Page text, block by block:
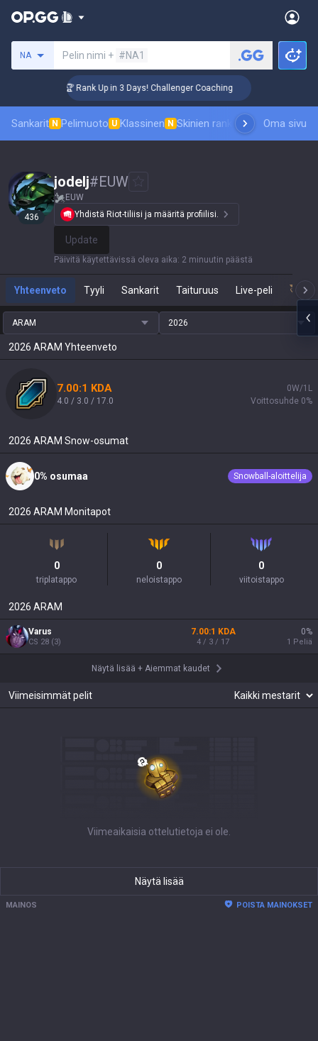
NA Pelin nimi + #NA1
🏆 Rank Up in 3 Days! Challenger Coaching
Sankarit N Pelimuoto U Klassinen N Skinien rankingTulostaulukot
Oma sivu
436
jodelj#EUW
EUW
Yhdistä Riot-tiliisi ja määritä profiilisi.
Update
Päivitä käytettävissä oleva aika: 2 minuutin päästä
Yhteenveto Tyyli Sankarit Taituruus Live-peli
ARAM 2026
2026 ARAM Yhteenveto
7.00:1 KDA
0W/1L
4.0 / 3.0 / 17.0
Voittosuhde 0%
2026 ARAM Snow-osumat
0% osumaa Snowball-aloittelija
2026 ARAM Monitapot
0
triplatappo
0
neloistappo
0
viitoistappo
2026 ARAM
Varus
CS 28 (3)
7.00:1 KDA
4 / 3 / 17
0%
1 Peliä
Näytä lisää + Aiemmat kaudet
Viimeisimmät pelit
Viimeaikaisia ottelutietoja ei ole.
Näytä lisää
MAINOS POISTA MAINOKSET